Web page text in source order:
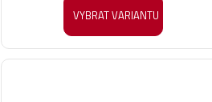
VYBRAT VARIANTU